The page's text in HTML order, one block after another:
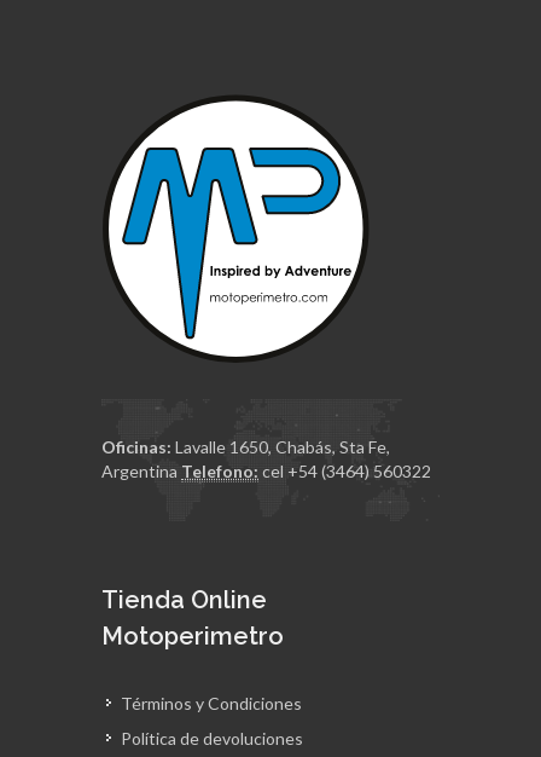
Oficinas: Lavalle 1650, Chabás, Sta Fe,
Argentina Telefono: cel +54 (3464) 560322
Tienda Online
Motoperimetro
Términos y Condiciones
Política de devoluciones